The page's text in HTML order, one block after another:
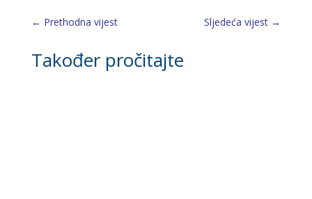
← Prethodna vijest Sljedeća vijest →
Također pročitajte